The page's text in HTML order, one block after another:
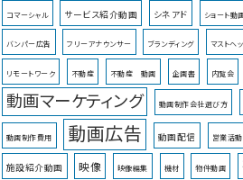
コマーシャル サービス紹介動画 シネアド ショート動
バンパー広告 フリーアナウンサー ブランディング マストヘ
リモートワーク 不動産 不動産 動画 企画書 内覧会
動画マーケティング 動画制作会社選び方
動画制作費用 動画広告 動画配信 営業活動
施設紹介動画 映像 映像編集 機材 物件動画